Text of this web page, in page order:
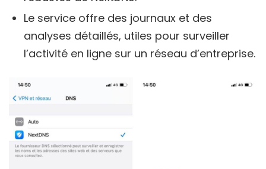
Le service offre des journaux et des
analyses détaillés, utiles pour surveiller
l’activité en ligne sur un réseau d’entreprise.